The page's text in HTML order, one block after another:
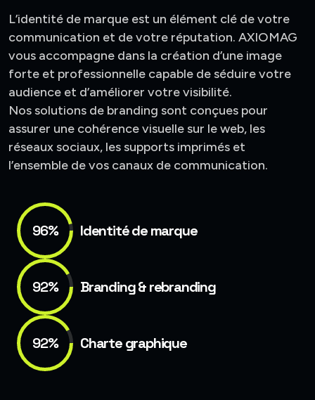
L’identité de marque est un élément clé de votre
communication et de votre réputation. AXIOMAG
vous accompagne dans la création d’une image
forte et professionnelle capable de séduire votre
audience et d’améliorer votre visibilité.
Nos solutions de branding sont conçues pour
assurer une cohérence visuelle sur le web, les
réseaux sociaux, les supports imprimés et
l’ensemble de vos canaux de communication.
96% Identité de marque
92% Branding & rebranding
92% Charte graphique